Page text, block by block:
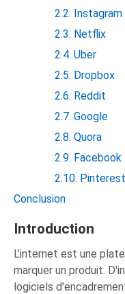
2.2. Instagram
2.3. Netflix
2.4. Uber
2.5. Dropbox
2.6. Reddit
2.7. Google
2.8. Quora
2.9. Facebook
2.10. Pinterest
Conclusion
Introduction
L’internet est une
marquer un produit.
logiciels